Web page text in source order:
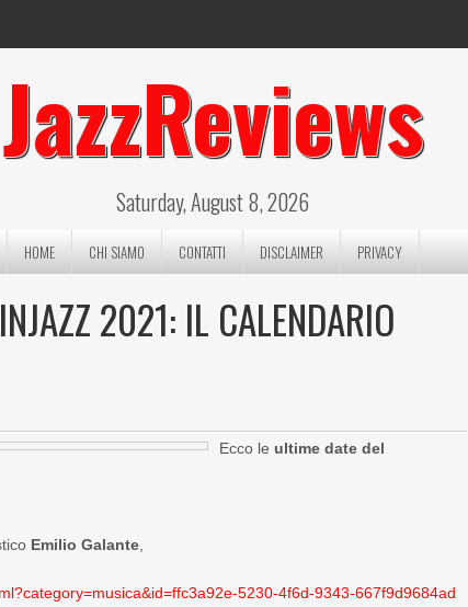
JazzReviews
Saturday, August 8, 2026
HOME CHI SIAMO CONTATTI DISCLAIMER PRIVACY
2021: IL CALENDARIO
Ecco le ultime date del
Emilio Galante
id=ffc3a92e-5230-4f6d-9343-667f9d9684ad